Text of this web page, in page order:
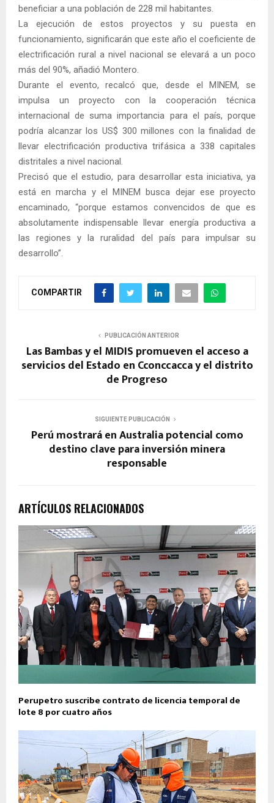
beneficiar a una población de 228 mil habitantes.
La ejecución de estos proyectos y su puesta en
funcionamiento, significarán que este año el coeficiente de
electrificación rural a nivel nacional se elevará a un poco
más del 90%, añadió Montero.
Durante el evento, recalcó que, desde el MINEM, se
impulsa un proyecto con la cooperación técnica
internacional de suma importancia para el país, porque
podría alcanzar los US$ 300 millones con la finalidad de
llevar electrificación productiva trifásica a 338 capitales
distritales a nivel nacional.
Precisó que el estudio, para desarrollar esta iniciativa, ya
está en marcha y el MINEM busca dejar ese proyecto
encaminado, “porque estamos convencidos de que es
absolutamente indispensable llevar energía productiva a
las regiones y la ruralidad del país para impulsar su
desarrollo”.
COMPARTIR
PUBLICACIÓN ANTERIOR
Las Bambas y el MIDIS promueven el acceso a
servicios del Estado en Cconccacca y el distrito
de Progreso
SIGUIENTE PUBLICACIÓN
Perú mostrará en Australia potencial como
destino clave para inversión minera
responsable
ARTÍCULOS RELACIONADOS
Perupetro suscribe contrato de licencia temporal de
lote 8 por cuatro años